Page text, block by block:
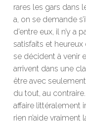
rares les gars dans
a, on se demande
d’entre eux, il n’y a
satisfaits et heureux
se décident à venir
arrivent dans une
être avec
du tout, au
affaire littéralement
rien n’aide vraiment